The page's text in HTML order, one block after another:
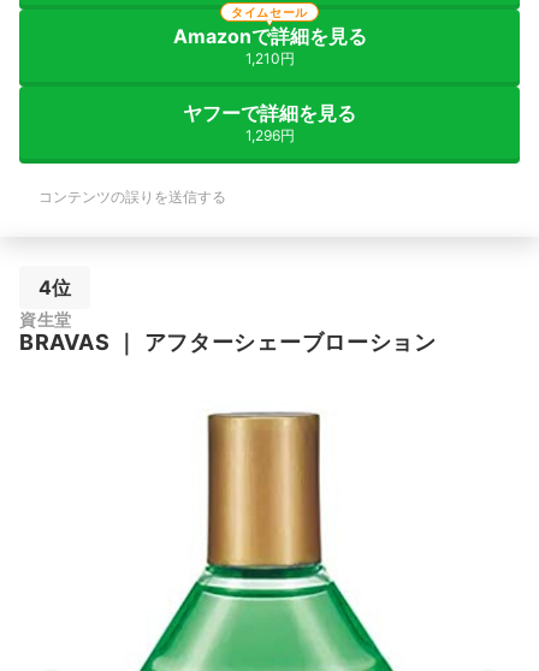
Amazonで詳細を見る
1,210円
タイムセール
ヤフーで詳細を見る
1,296円
コンテンツの誤りを送信する
4位
資生堂
BRAVAS アフターシェーブローション